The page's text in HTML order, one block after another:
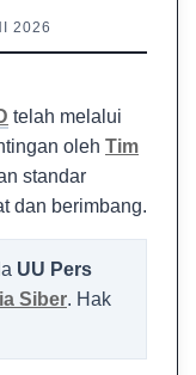
2026
telah melalui
oleh Tim
standar
dan berimbang.
UU Pers
Siber. Hak